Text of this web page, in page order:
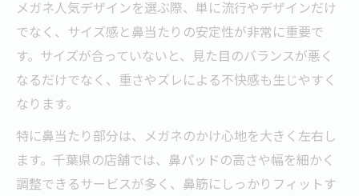
メガネ人気デザインを選ぶ際、単に流行やデザインだけ
でなく、サイズ感と鼻当たりの安定性が非常に重要で
す。サイズが合っていないと、見た目のバランスが悪く
なるだけでなく、重さやズレによる不快感も生じやすく
なります。
特に鼻当たり部分は、メガネのかけ心地を大きく左右し
ます。千葉県の店舗では、鼻パッドの高さや幅を細かく
調整できるサービスが多く、鼻筋にしっかりフィットす